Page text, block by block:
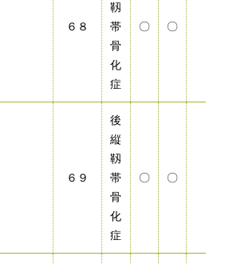
６８
靱
帯
骨
化
症
〇 〇
６９
後
縦
靱
帯
骨
化
症
〇 〇